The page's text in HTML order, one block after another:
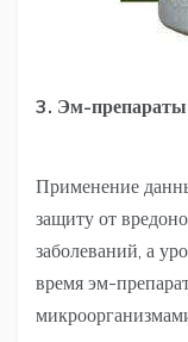
3. Эм-препараты
Применение
защиту от
заболеваний, а
время эм-